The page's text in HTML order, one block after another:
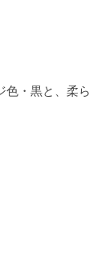
色・黒と、柔ら